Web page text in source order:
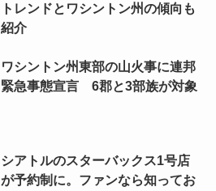
トレンドとワシントン州の傾向も
紹介
ワシントン州東部の山火事に連邦
緊急事態宣言 6郡と3部族が対象
シアトルのスターバックス1号店
が予約制に。ファンなら知ってお